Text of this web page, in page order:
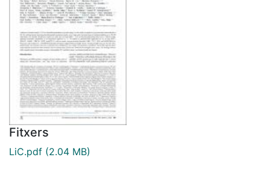
Fitxers
LiC.pdf (2.04 MB)